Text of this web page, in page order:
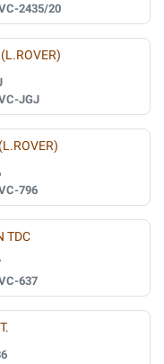
2435/20
JGJ
796
TDC
637